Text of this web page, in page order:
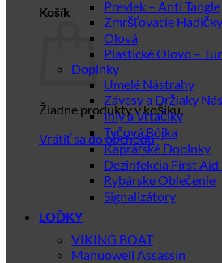
Košík
Žiadne produkty v košíku.
Vrátiť sa do obchodu
Prevlek – Anti Tangle
Zmršťovacie Hadičky
Olová
Plastické Olovo –
Doplnky
Umelé Nástrahy
Závesy a Držiaky
Ihly a Vrtačiky
Tyčová Bójka
Kaprářské Doplnky
Dezinfekcia First Aid
Rybárske Oblečenie
Signalizátory
LOĎKY
VIKING BOAT
Manuowell Assassin